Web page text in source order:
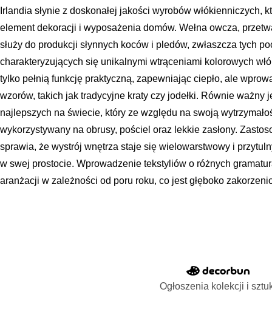
Irlandia słynie z doskonałej jakości wyrobów włókienniczych,
element dekoracji i wyposażenia domów. Wełna owcza,
służy do produkcji słynnych koców i pledów, zwłaszcza tych
charakteryzujących się unikalnymi wtrąceniami kolorowych
tylko pełnią funkcję praktyczną, zapewniając ciepło, ale
wzorów, takich jak tradycyjne kraty czy jodełki. Równie ważny
najlepszych na świecie, który ze względu na swoją
wykorzystywany na obrusy, pościel oraz lekkie zasłony.
sprawia, że wystrój wnętrza staje się wielowarstwowy i
w swej prostocie. Wprowadzenie tekstyliów o różnych
aranżacji w zależności od poru roku, co jest głęboko
Ogłoszenia kolekcji i